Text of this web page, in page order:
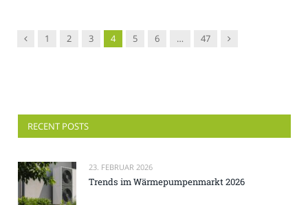
Vorgänger
1 2 3 4 5 6 … 47 Nachfolger
RECENT POSTS
23. FEBRUAR 2026
Trends im Wärmepumpenmarkt 2026